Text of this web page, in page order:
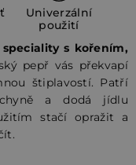
Univerzální
použití
s kořením,
pepř vás překvapí
štiplavostí. Patří
a dodá jídlu
stačí opražit a